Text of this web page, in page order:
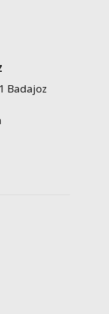
Badajoz